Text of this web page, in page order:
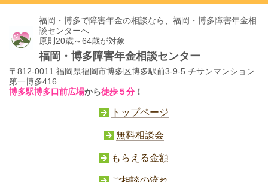
福岡・博多で障害年金の相談なら、福岡・博多障害年金相
談センターへ
原則20歳～64歳が対象
福岡・博多障害年金相談センター
〒812-0011 福岡県福岡市博多区博多駅前3-9-5 チサンマンション
第一博多416
博多駅博多口前広場から徒歩５分 ！
トップページ
無料相談会
もらえる金額